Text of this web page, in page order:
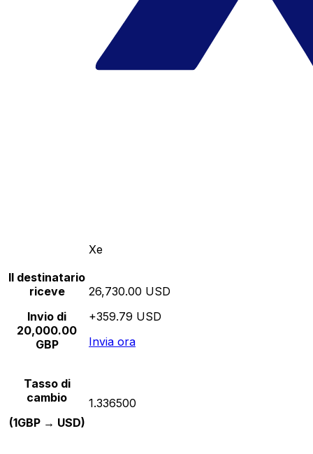
Xe
Il destinatario
riceve
Invio di
20,000.00
GBP
26,730.00 USD
+359.79 USD
Invia ora
Tasso di
cambio
(1GBP → USD)
1.336500